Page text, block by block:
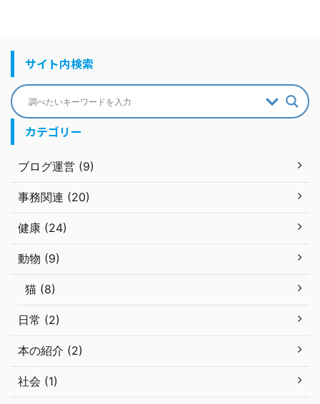
サイト内検索
カテゴリー
ブログ運営 (9)
事務関連 (20)
健康 (24)
動物 (9)
猫 (8)
日常 (2)
本の紹介 (2)
社会 (1)